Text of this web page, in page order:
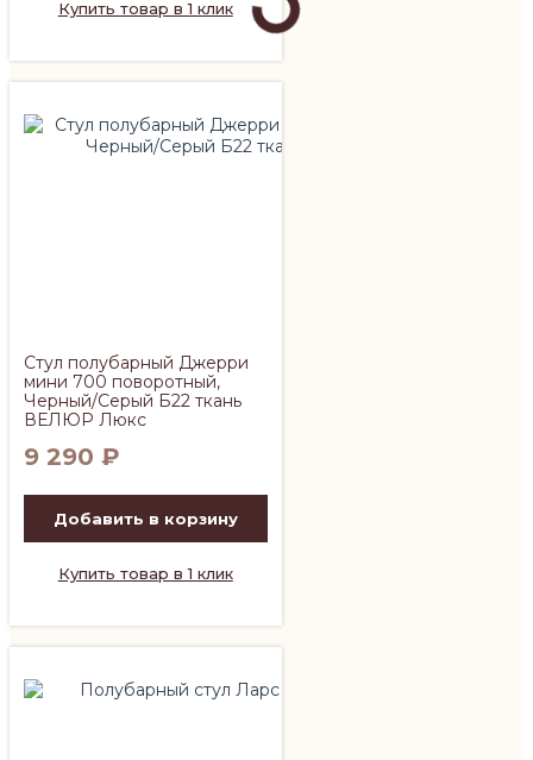
Купить товар в 1 клик
Стул полубарный Джерри
мини 700 поворотный,
Черный/Серый Б22 ткань
ВЕЛЮР Люкс
9 290 ₽
Добавить в корзину
Купить товар в 1 клик